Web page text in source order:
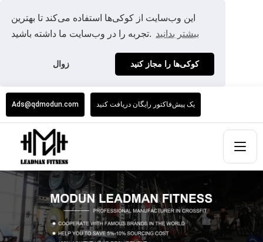
این وب‌سایت از کوکی‌ها استفاده می‌کند تا بهترین
تجربه را در وب‌سایت ما داشته باشید. بیشتر بدانید
زوال کوکی‌ها را مجاز کنید
Ads@qdmodun.com یک پیش‌فاکتور رایگان دریافت کنید